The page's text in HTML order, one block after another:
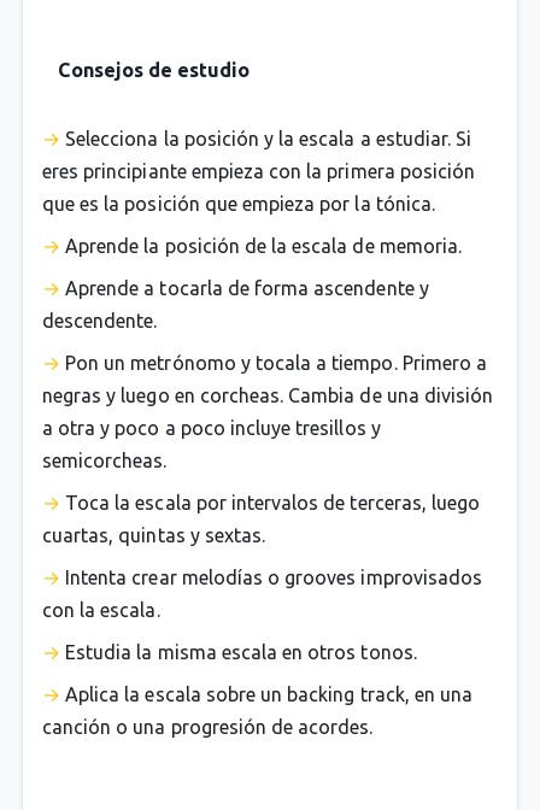
Consejos de estudio
Selecciona la posición y la escala a estudiar. Si
eres principiante empieza con la primera posición
que es la posición que empieza por la tónica.
Aprende la posición de la escala de memoria.
Aprende a tocarla de forma ascendente y
descendente.
Pon un metrónomo y tocala a tiempo. Primero a
negras y luego en corcheas. Cambia de una división
a otra y poco a poco incluye tresillos y
semicorcheas.
Toca la escala por intervalos de terceras, luego
cuartas, quintas y sextas.
Intenta crear melodías o grooves improvisados
con la escala.
Estudia la misma escala en otros tonos.
Aplica la escala sobre un backing track, en una
canción o una progresión de acordes.